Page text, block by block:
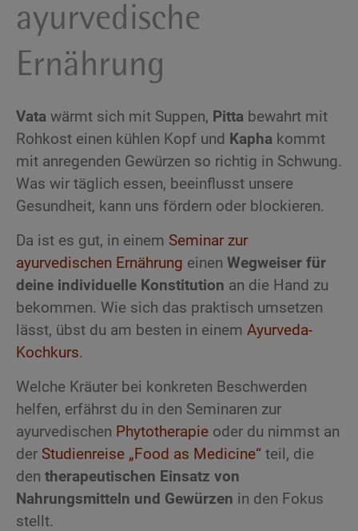
ayurvedische
Ernährung
Vata wärmt sich mit Suppen, Pitta bewahrt mit
Rohkost einen kühlen Kopf und Kapha kommt
mit anregenden Gewürzen so richtig in Schwung.
Was wir täglich essen, beeinflusst unsere
Gesundheit, kann uns fördern oder blockieren.
Da ist es gut, in einem Seminar zur
ayurvedischen Ernährung einen Wegweiser für
deine individuelle Konstitution an die Hand zu
bekommen. Wie sich das praktisch umsetzen
lässt, übst du am besten in einem Ayurveda-
Kochkurs.
Welche Kräuter bei konkreten Beschwerden
helfen, erfährst du in den Seminaren zur
ayurvedischen Phytotherapie oder du nimmst an
der Studienreise „Food as Medicine“ teil, die
den therapeutischen Einsatz von
Nahrungsmitteln und Gewürzen in den Fokus
stellt.